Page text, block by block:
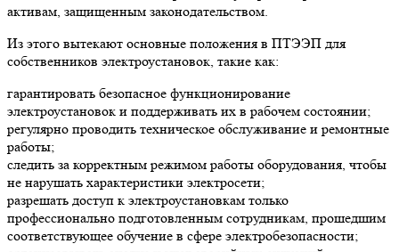
активам, защищенным законодательством.
Из этого вытекают основные положения в ПТЭЭП для
собственников электроустановок, такие как:
гарантировать безопасное функционирование
электроустановок и поддерживать их в рабочем состоянии;
регулярно проводить техническое обслуживание и ремонтные
работы;
следить за корректным режимом работы оборудования, чтобы
не нарушать характеристики электросети;
разрешать доступ к электроустановкам только
профессионально подготовленным сотрудникам, прошедшим
соответствующее обучение в сфере электробезопасности;